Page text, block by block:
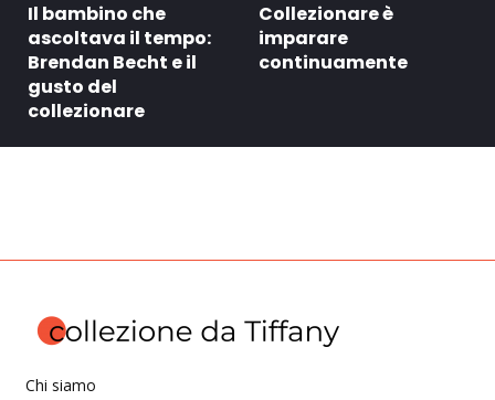
Il bambino che
ascoltava il tempo:
Brendan Becht e il
gusto del
collezionare
Collezionare è
imparare
continuamente
Chi siamo